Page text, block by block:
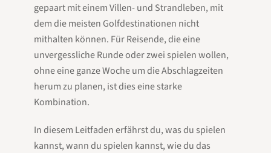
gepaart mit einem Villen- und Strandleben, mit
dem die meisten Golfdestinationen nicht
mithalten können. Für Reisende, die eine
unvergessliche Runde oder zwei spielen wollen,
ohne eine ganze Woche um die Abschlagzeiten
herum zu planen, ist dies eine starke
Kombination.
In diesem Leitfaden erfährst du, was du spielen
kannst, wann du spielen kannst, wie du das